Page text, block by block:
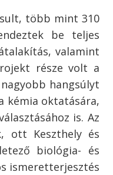
több mint 310
be teljes
valamint
része volt a
hangsúlyt
kémia oktatására,
is. Az
ott Keszthely és
biológia- és
ismeretterjesztés